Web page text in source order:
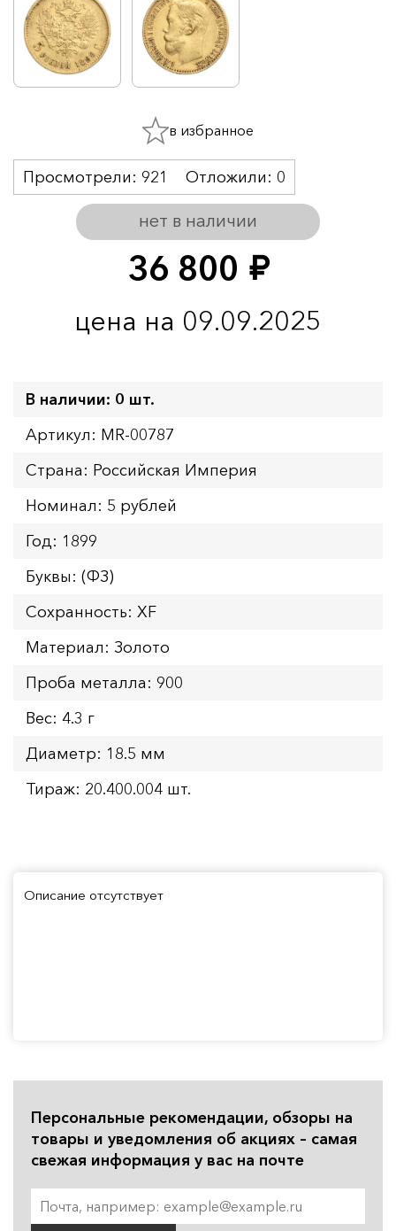
36 800 руб.
цена на 09.09.2025
нет в наличии
Просмотрели: 921 Отложили: 0
в избранное
В наличии: 0 шт.
Артикул: MR-00787
Страна: Российская Империя
Номинал: 5 рублей
Год: 1899
Буквы: (ФЗ)
Сохранность: XF
Материал: Золото
Проба металла: 900
Вес: 4.3 г
Диаметр: 18.5 мм
Тираж: 20.400.004 шт.
Описание отсутствует
Персональные рекомендации, обзоры на
товары и уведомления об акциях – самая
свежая информация у вас на почте